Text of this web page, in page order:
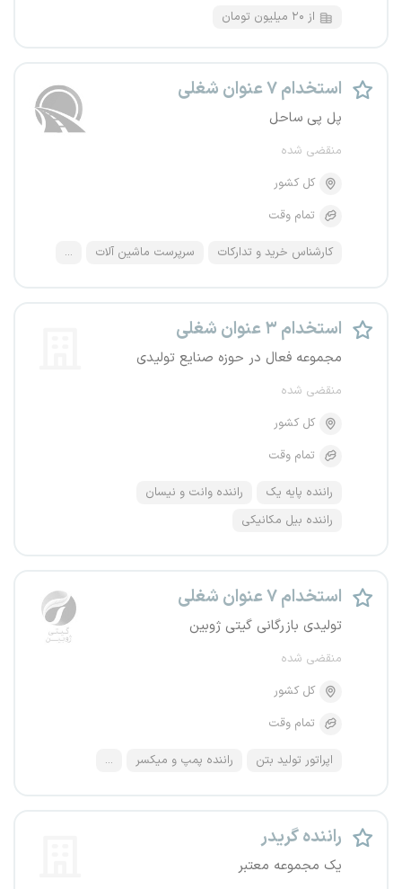
از ۲۰ میلیون تومان
استخدام ۷ عنوان شغلی
پل پی ساحل
منقضی شده
کل کشور
تمام وقت
کارشناس خرید و تدارکات سرپرست ماشین آلات ...
استخدام ۳ عنوان شغلی
مجموعه فعال در حوزه صنایع تولیدی
منقضی شده
کل کشور
تمام وقت
راننده پایه یک
راننده وانت و نیسان
راننده بیل مکانیکی
استخدام ۷ عنوان شغلی
تولیدی بازرگانی گیتی ژوبین
منقضی شده
کل کشور
تمام وقت
اپراتور تولید بتن راننده پمپ و میکسر ...
راننده گریدر
یک مجموعه معتبر